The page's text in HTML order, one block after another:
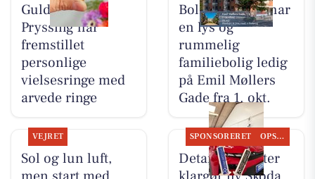
Guldsmed
Pryssing har
fremstillet
personlige
vielsesringe med
arvede ringe
Bolig Horsens har
en lys og
rummelig
familiebolig ledig
på Emil Møllers
Gade fra 1. okt.
VEJRET
Sol og lun luft,
SPONSORERET OPSLAGSTAVLEN
Detailing Center